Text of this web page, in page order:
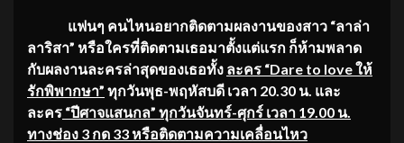
แฟนๆ คนไหนอยากติดตามผลงานของสาว “ลาล่า
ลาริสา” หรือใครที่ติดตามเธอมาตั้งแต่แรก ก็ห้ามพลาด
กับผลงานละครล่าสุดของเธอทั้ง ละคร “Dare to love ให้
รักพิพากษา” ทุกวันพุธ-พฤหัสบดี เวลา 20.30 น. และ
ละคร “ปีศาจแสนกล” ทุกวันจันทร์-ศุกร์ เวลา 19.00 น.
ทางช่อง 3 กด 33 หรือติดตามความเคลื่อนไหว